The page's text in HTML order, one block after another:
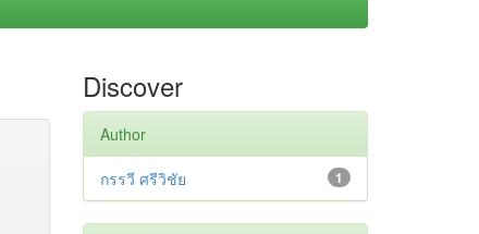
Discover
Author
1
กรรวี ศรีวิชัย